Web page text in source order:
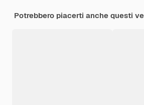
Potrebbero piacerti anche questi